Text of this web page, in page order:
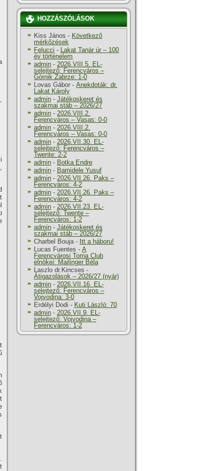
HOZZÁSZÓLÁSOK
Kiss János - Következő
mérkőzések
Felucci - Lakat Tanár úr – 100
év történelem
admin - 2026.VIII.5. EL-
selejtező: Ferencváros –
Górnik Zabrze: 1-0
Lovas Gábor - Anekdoták: dr.
Lakat Károly
admin - Játékoskeret és
szakmai stáb – 2026/27
admin - 2026.VIII.2.
Ferencváros – Vasas: 0-0
admin - 2026.VIII.2.
Ferencváros – Vasas: 0-0
admin - 2026.VII.30. EL-
selejtező: Ferencváros –
Twente: 2-2
admin - Botka Endre
admin - Bamidele Yusuf
admin - 2026.VII.26. Paks –
Ferencváros: 4-2
admin - 2026.VII.26. Paks –
Ferencváros: 4-2
admin - 2026.VII.23. EL-
selejtező: Twente –
Ferencváros: 1-2
admin - Játékoskeret és
szakmai stáb – 2026/27
Charbel Bouja- Itt a háboru!
Lucas Fuentes - A
Ferencvárosi Torna Club
elnökei: Mailinger Béla
Laszlo dr.Kincses -
Átigazolások – 2026/27 (nyár)
admin - 2026.VII.16. EL-
selejtező: Ferencváros –
Vojvodina: 3-0
Erdélyi Dodi - Kuti László: 70
admin - 2026.VII.9. EL-
selejtező: Vojvodina –
Ferencváros: 1-2